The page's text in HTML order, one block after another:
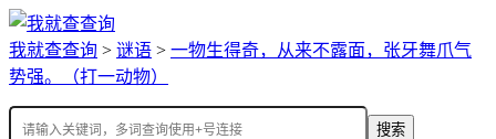
我就查查询 > 谜语 > 一物生得奇，从来不露面，张牙舞爪气
势强。（打一动物）
搜索